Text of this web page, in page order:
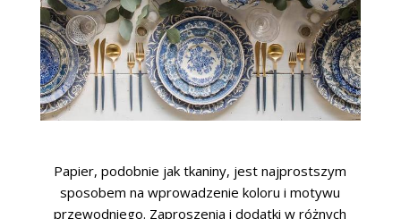
Papier, podobnie jak tkaniny, jest najprostszym
sposobem na wprowadzenie koloru i motywu
przewodniego. Zaproszenia i dodatki w różnych